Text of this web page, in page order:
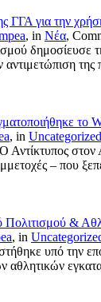
ΓΓΑ για την
, in Νέα,
δημοσίευσε
αντιμετώπιση
το
, in Uncategorized
– που
&
, in
υπό την
αθλητικών